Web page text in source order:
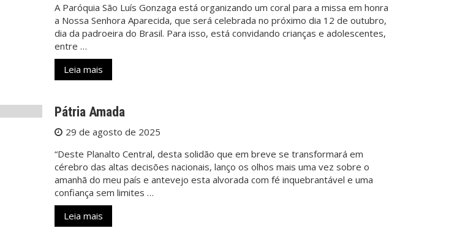
A Paróquia São Luís Gonzaga está organizando um coral para a missa em honra
a Nossa Senhora Aparecida, que será celebrada no próximo dia 12 de outubro,
dia da padroeira do Brasil. Para isso, está convidando crianças e adolescentes,
entre …
Leia mais
Pátria Amada
29 de agosto de 2025
“Deste Planalto Central, desta solidão que em breve se transformará em
cérebro das altas decisões nacionais, lanço os olhos mais uma vez sobre o
amanhã do meu país e antevejo esta alvorada com fé inquebrantável e uma
confiança sem limites …
Leia mais